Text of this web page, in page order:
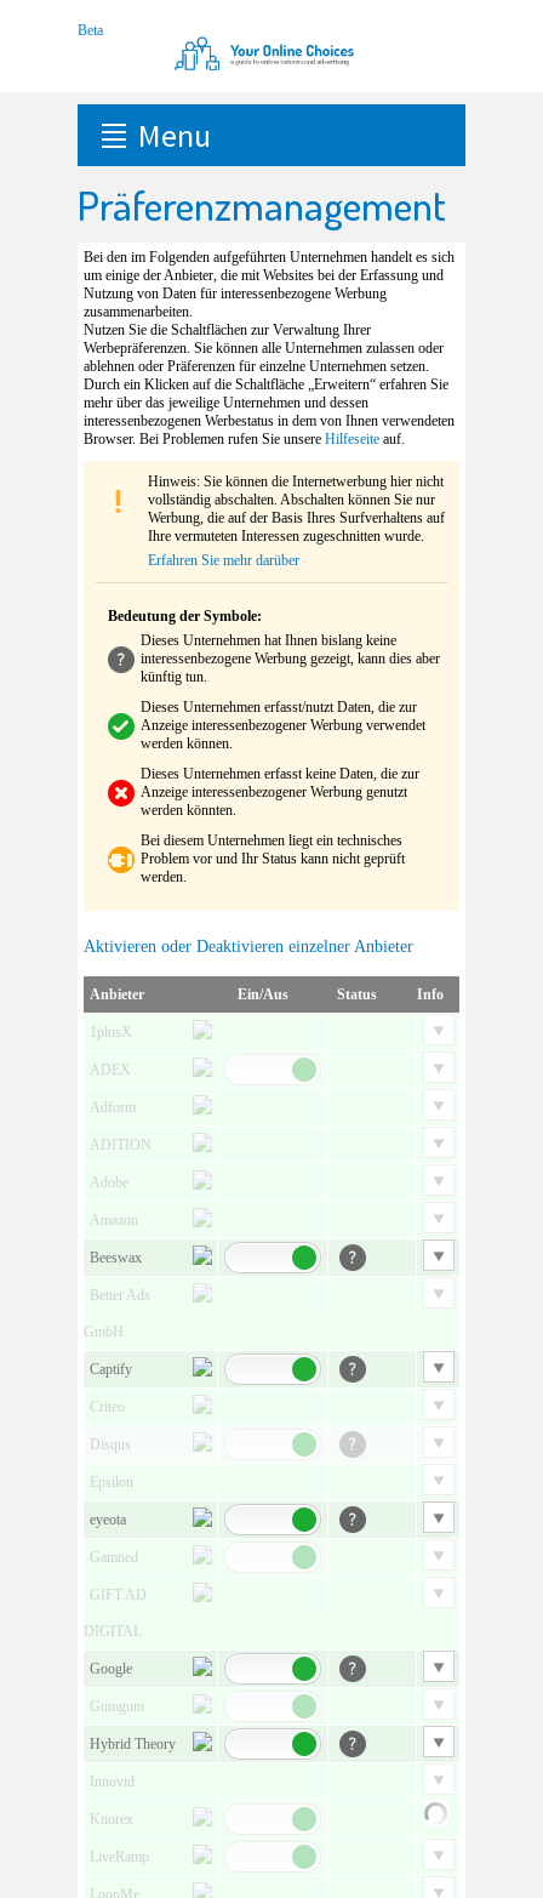
Menu
Präferenzmanagement
Bei den im Folgenden aufgeführten Unternehmen handelt es sich
um einige der Anbieter, die mit Websites bei der Erfassung und
Nutzung von Daten für interessenbezogene Werbung
zusammenarbeiten.
Nutzen Sie die Schaltflächen zur Verwaltung Ihrer
Werbepräferenzen. Sie können alle Unternehmen zulassen oder
ablehnen oder Präferenzen für einzelne Unternehmen setzen.
Durch ein Klicken auf die Schaltfläche „Erweitern“ erfahren Sie
mehr über das jeweilige Unternehmen und dessen
interessenbezogenen Werbestatus in dem von Ihnen verwendeten
Browser. Bei Problemen rufen Sie unsere Hilfeseite auf.
Hinweis: Sie können die Internetwerbung hier nicht
vollständig abschalten. Abschalten können Sie nur
Werbung, die auf der Basis Ihres Surfverhaltens auf
Ihre vermuteten Interessen zugeschnitten wurde.
Erfahren Sie mehr darüber
Bedeutung der Symbole:
Dieses Unternehmen hat Ihnen bislang keine
interessenbezogene Werbung gezeigt, kann dies aber
künftig tun.
Dieses Unternehmen erfasst/nutzt Daten, die zur
Anzeige interessenbezogener Werbung verwendet
werden können.
Dieses Unternehmen erfasst keine Daten, die zur
Anzeige interessenbezogener Werbung genutzt
werden könnten.
Bei diesem Unternehmen liegt ein technisches
Problem vor und Ihr Status kann nicht geprüft
werden.